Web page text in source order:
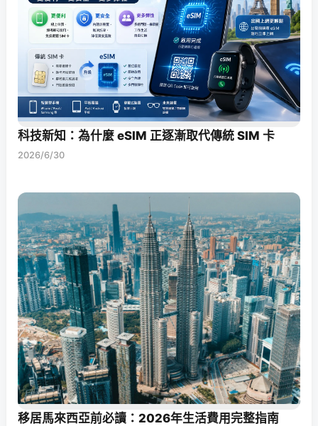
科技新知：為什麼 eSIM 正逐漸取代傳統 SIM 卡
2026/6/30
移居馬來西亞前必讀：2026年生活費用完整指南